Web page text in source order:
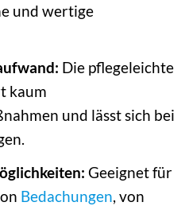
und wertige
Die pflegeleichte
kaum
und lässt sich bei
Geeignet für
Bedachungen , von